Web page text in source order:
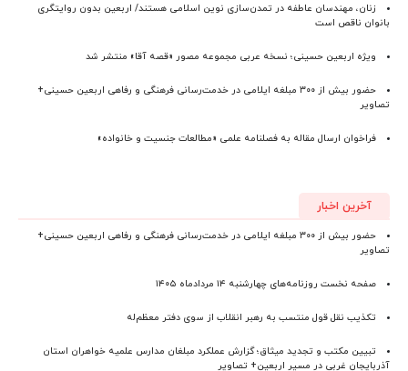
زنان، مهندسان عاطفه در تمدن‌سازی نوین اسلامی هستند/ اربعین بدون روایتگری
بانوان ناقص است
ویژه اربعین حسینی؛ نسخه عربی مجموعه مصور «قصه آقا» منتشر شد
حضور بیش از ۳۰۰ مبلغه ایلامی در خدمت‌رسانی فرهنگی و رفاهی اربعین حسینی+
تصاویر
فراخوان ارسال مقاله به فصلنامه علمی «مطالعات جنسیت و خانواده»
آخرین اخبار
حضور بیش از ۳۰۰ مبلغه ایلامی در خدمت‌رسانی فرهنگی و رفاهی اربعین حسینی+
تصاویر
صفحه نخست روزنامه‌های چهارشنبه ۱۴ مردادماه ۱۴۰۵
تکذیب نقل قول منتسب به رهبر انقلاب از سوی دفتر معظم‌له
تبیین مکتب و تجدید میثاق؛ گزارش عملکرد مبلغان مدارس علمیه خواهران استان
آذربایجان‌ غربی در مسیر اربعین+ تصاویر